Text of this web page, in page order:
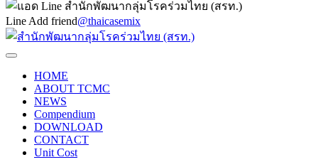
Line Add friend@thaicasemix
HOME
ABOUT TCMC
NEWS
Compendium
DOWNLOAD
CONTACT
Unit Cost